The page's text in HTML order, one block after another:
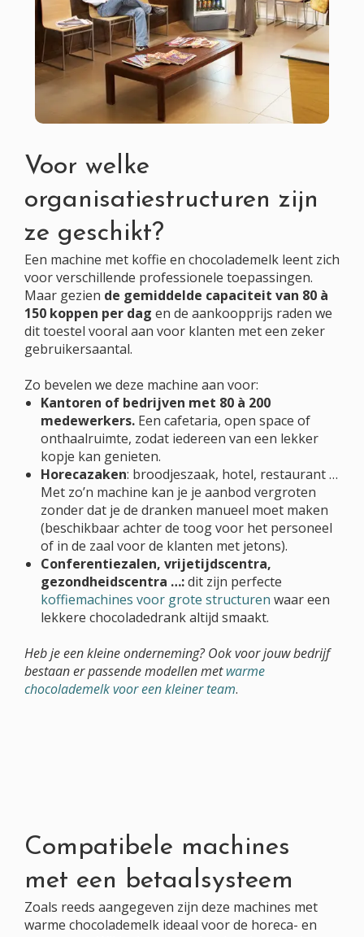
Voor welke
organisatiestructuren zijn
ze geschikt?
Een machine met koffie en chocolademelk leent zich
voor verschillende professionele toepassingen.
Maar gezien de gemiddelde capaciteit van 80 à
150 koppen per dag en de aankoopprijs raden we
dit toestel vooral aan voor klanten met een zeker
gebruikersaantal.
Zo bevelen we deze machine aan voor:
Kantoren of bedrijven met 80 à 200
medewerkers. Een cafetaria, open space of
onthaalruimte, zodat iedereen van een lekker
kopje kan genieten.
Horecazaken: broodjeszaak, hotel, restaurant …
Met zo’n machine kan je je aanbod vergroten
zonder dat je de dranken manueel moet maken
(beschikbaar achter de toog voor het personeel
of in de zaal voor de klanten met jetons).
Conferentiezalen, vrijetijdscentra,
gezondheidscentra …:dit zijn perfecte
koffiemachines voor grote structuren waar een
lekkere chocoladedrank altijd smaakt.
Heb je een kleine onderneming? Ook voor jouw bedrijf
bestaan er passende modellen metwarme
chocolademelk voor een kleiner team.
Compatibele machines
met een betaalsysteem
Zoals reeds aangegeven zijn deze machines met
warme chocolademelk ideaal voor de horeca- en